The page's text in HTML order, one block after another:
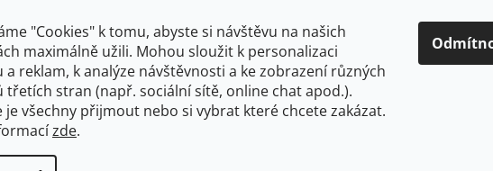
"Cookies" k tomu, abyste si návštěvu na našich
maximálně užili. Mohou sloužit k personalizaci
a reklam, k analýze návštěvnosti a ke zobrazení různých
třetích stran (např. sociální sítě, online chat apod.).
je všechny přijmout nebo si vybrat které chcete zakázat.
zde.
HLEDAT
SE SPRCHOU
Novaservis Držák ručníků 500 mm Metalia 12 chrom 0227,0